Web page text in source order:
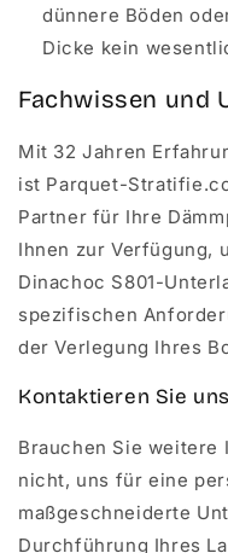
dünnere Böden
Dicke kein
Fachwissen und
Mit 32 Jahren
ist Parquet-
Partner für Ihre
Ihnen zur Verfügung,
Dinachoc S801-
spezifischen
der Verlegung Ihres
Kontaktieren Sie
Brauchen Sie weitere
nicht, uns für eine
maßgeschneiderte
Durchführung Ihres